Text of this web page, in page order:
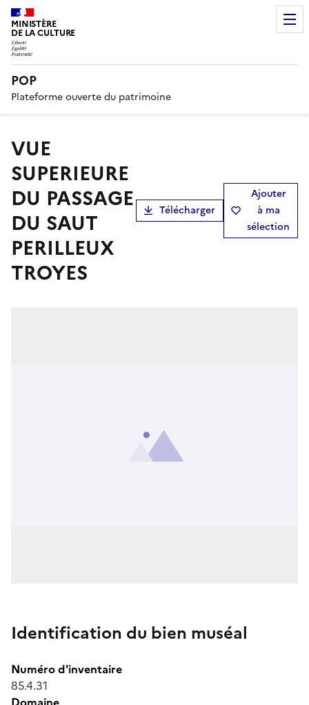
MINISTÈRE
DE LA CULTURE
POP
Plateforme ouverte du patrimoine
VUE
SUPERIEURE
DU PASSAGE
DU SAUT
PERILLEUX
TROYES
Télécharger
Ajouter
à ma
sélection
Identification du bien muséal
Numéro d'inventaire
85.4.31